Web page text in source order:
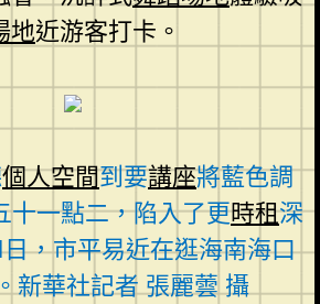
地近游客打卡。
個人空間到要講座將藍色調
十一點二，陷入了更時租深
，市平易近在逛海南海口
新華社記者 張麗蕓 攝